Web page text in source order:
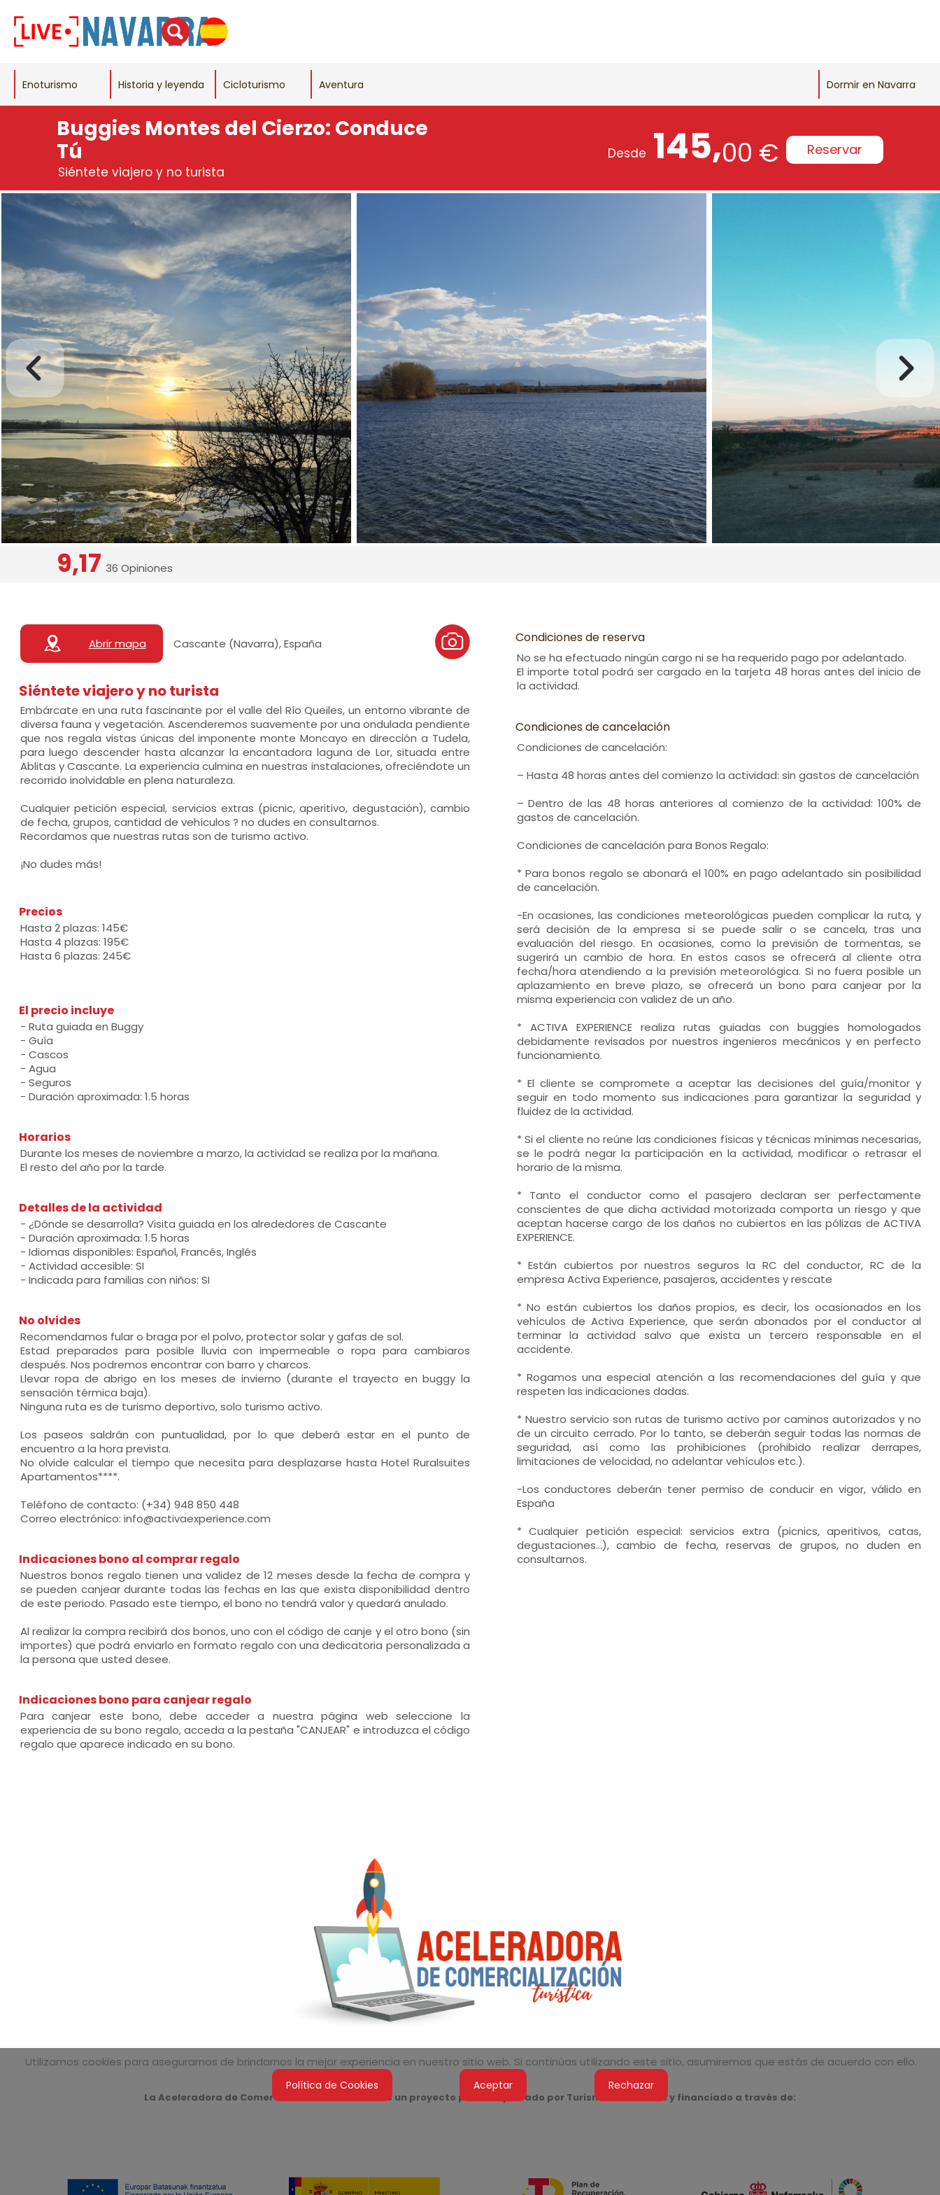
Enoturismo Historia y leyenda Cicloturismo Aventura Dormir en Navarra
Buggies Montes del Cierzo: Conduce
Tú
Siéntete viajero y no turista
Desde 145,00 € Reservar
9,17 36 Opiniones
Abrir mapa Cascante (Navarra), España
Siéntete viajero y no turista
Embárcate en una ruta fascinante por el valle del Río Queiles, un entorno vibrante de
diversa fauna y vegetación. Ascenderemos suavemente por una ondulada pendiente
que nos regala vistas únicas del imponente monte Moncayo en dirección a Tudela,
para luego descender hasta alcanzar la encantadora laguna de Lor, situada entre
Ablitas y Cascante. La experiencia culmina en nuestras instalaciones, ofreciéndote un
recorrido inolvidable en plena naturaleza.
Cualquier petición especial, servicios extras (picnic, aperitivo, degustación), cambio
de fecha, grupos, cantidad de vehículos ? no dudes en consultarnos.
Recordamos que nuestras rutas son de turismo activo.
¡No dudes más!
Precios
Hasta 2 plazas: 145€
Hasta 4 plazas: 195€
Hasta 6 plazas: 245€
El precio incluye
- Ruta guiada en Buggy
- Guía
- Cascos
- Agua
- Seguros
- Duración aproximada: 1.5 horas
Horarios
Durante los meses de noviembre a marzo, la actividad se realiza por la mañana.
El resto del año por la tarde.
Detalles de la actividad
- ¿Dónde se desarrolla? Visita guiada en los alrededores de Cascante
- Duración aproximada: 1.5 horas
- Idiomas disponibles: Español, Francés, Inglés
- Actividad accesible: SI
- Indicada para familias con niños: SI
No olvides
Recomendamos fular o braga por el polvo, protector solar y gafas de sol.
Estad preparados para posible lluvia con impermeable o ropa para cambiaros
después. Nos podremos encontrar con barro y charcos.
Llevar ropa de abrigo en los meses de invierno (durante el trayecto en buggy la
sensación térmica baja).
Ninguna ruta es de turismo deportivo, solo turismo activo.
Los paseos saldrán con puntualidad, por lo que deberá estar en el punto de
encuentro a la hora prevista.
No olvide calcular el tiempo que necesita para desplazarse hasta Hotel Ruralsuites
Apartamentos****.
Teléfono de contacto: (+34) 948 850 448
Correo electrónico: info@activaexperience.com
Indicaciones bono al comprar regalo
Nuestros bonos regalo tienen una validez de 12 meses desde la fecha de compra y
se pueden canjear durante todas las fechas en las que exista disponibilidad dentro
de este periodo. Pasado este tiempo, el bono no tendrá valor y quedará anulado.
Al realizar la compra recibirá dos bonos, uno con el código de canje y el otro bono (sin
importes) que podrá enviarlo en formato regalo con una dedicatoria personalizada a
la persona que usted desee.
Indicaciones bono para canjear regalo
Para canjear este bono, debe acceder a nuestra página web seleccione la
experiencia de su bono regalo, acceda a la pestaña "CANJEAR" e introduzca el código
regalo que aparece indicado en su bono.
Condiciones de reserva
No se ha efectuado ningún cargo ni se ha requerido pago por adelantado.
El importe total podrá ser cargado en la tarjeta 48 horas antes del inicio de
la actividad.
Condiciones de cancelación
Condiciones de cancelación:
– Hasta 48 horas antes del comienzo la actividad: sin gastos de cancelación
– Dentro de las 48 horas anteriores al comienzo de la actividad: 100% de
gastos de cancelación.
Condiciones de cancelación para Bonos Regalo:
* Para bonos regalo se abonará el 100% en pago adelantado sin posibilidad
de cancelación.
-En ocasiones, las condiciones meteorológicas pueden complicar la ruta, y
será decisión de la empresa si se puede salir o se cancela, tras una
evaluación del riesgo. En ocasiones, como la previsión de tormentas, se
sugerirá un cambio de hora. En estos casos se ofrecerá al cliente otra
fecha/hora atendiendo a la previsión meteorológica. Si no fuera posible un
aplazamiento en breve plazo, se ofrecerá un bono para canjear por la
misma experiencia con validez de un año.
* ACTIVA EXPERIENCE realiza rutas guiadas con buggies homologados
debidamente revisados por nuestros ingenieros mecánicos y en perfecto
funcionamiento.
* El cliente se compromete a aceptar las decisiones del guía/monitor y
seguir en todo momento sus indicaciones para garantizar la seguridad y
fluidez de la actividad.
* Si el cliente no reúne las condiciones físicas y técnicas mínimas necesarias,
se le podrá negar la participación en la actividad, modificar o retrasar el
horario de la misma.
* Tanto el conductor como el pasajero declaran ser perfectamente
conscientes de que dicha actividad motorizada comporta un riesgo y que
aceptan hacerse cargo de los daños no cubiertos en las pólizas de ACTIVA
EXPERIENCE.
* Están cubiertos por nuestros seguros la RC del conductor, RC de la
empresa Activa Experience, pasajeros, accidentes y rescate
* No están cubiertos los daños propios, es decir, los ocasionados en los
vehículos de Activa Experience, que serán abonados por el conductor al
terminar la actividad salvo que exista un tercero responsable en el
accidente.
* Rogamos una especial atención a las recomendaciones del guía y que
respeten las indicaciones dadas.
* Nuestro servicio son rutas de turismo activo por caminos autorizados y no
de un circuito cerrado. Por lo tanto, se deberán seguir todas las normas de
seguridad, así como las prohibiciones (prohibido realizar derrapes,
limitaciones de velocidad, no adelantar vehículos etc.).
-Los conductores deberán tener permiso de conducir en vigor, válido en
España
* Cualquier petición especial: servicios extra (picnics, aperitivos, catas,
degustaciones...), cambio de fecha, reservas de grupos, no duden en
consultarnos.
La Aceleradora de Comercialización Turística es un proyecto piloto impulsado por Turismo de Navarra y financiado a través de:
Utilizamos cookies para asegurarnos de brindarnos la mejor experiencia en nuestro sitio web. Si continúas utilizando este sitio, asumiremos que estás de acuerdo con ello.
Política de Cookies Aceptar Rechazar